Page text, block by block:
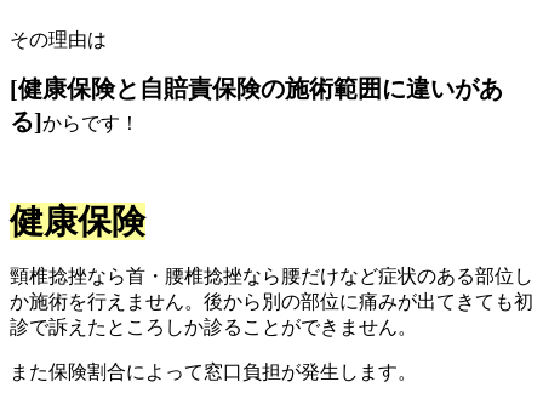
その理由は
[健康保険と自賠責保険の施術範囲に違いがあ
る]からです！
健康保険
頸椎捻挫なら首・腰椎捻挫なら腰だけなど症状のある部位し
か施術を行えません。後から別の部位に痛みが出てきても初
診で訴えたところしか診ることができません。
また保険割合によって窓口負担が発生します。